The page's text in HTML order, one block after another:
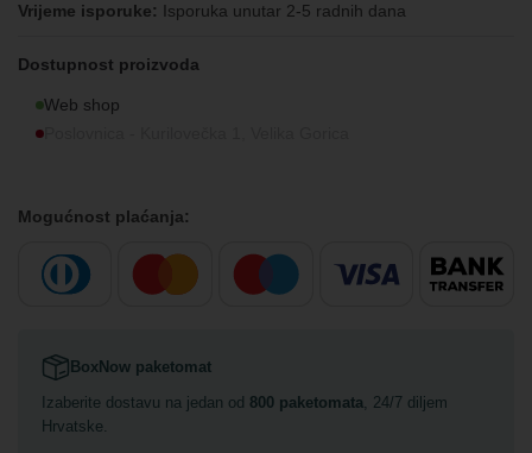
Vrijeme isporuke: Isporuka unutar 2-5 radnih dana
Dostupnost proizvoda
Web shop
Mogućnost plaćanja:
BoxNow paketomat
Izaberite dostavu na jedan od 800 paketomata, 24/7 diljem
Hrvatske.